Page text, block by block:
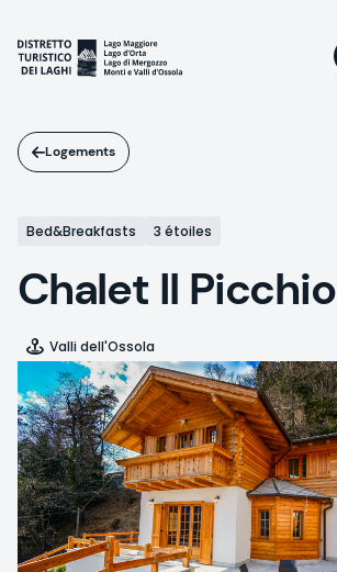
contenu
principal
Logements
Bed&Breakfasts 3 étoiles
Chalet Il Picchio
Valli dell'Ossola